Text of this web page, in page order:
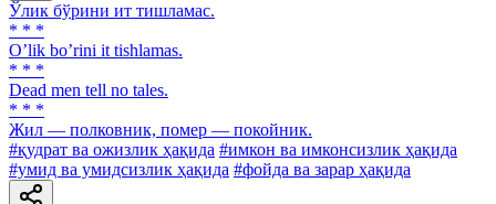
Ўлик бўрини ит тишламас.
* * *
Oʼlik boʼrini it tishlamas.
* * *
Dead men tell no tales.
* * *
Жил — полковник, помер — покойник.
#қудрат ва ожизлик ҳақида #имкон ва имконсизлик ҳақида
#умид ва умидсизлик ҳақида #фойда ва зарар ҳақида